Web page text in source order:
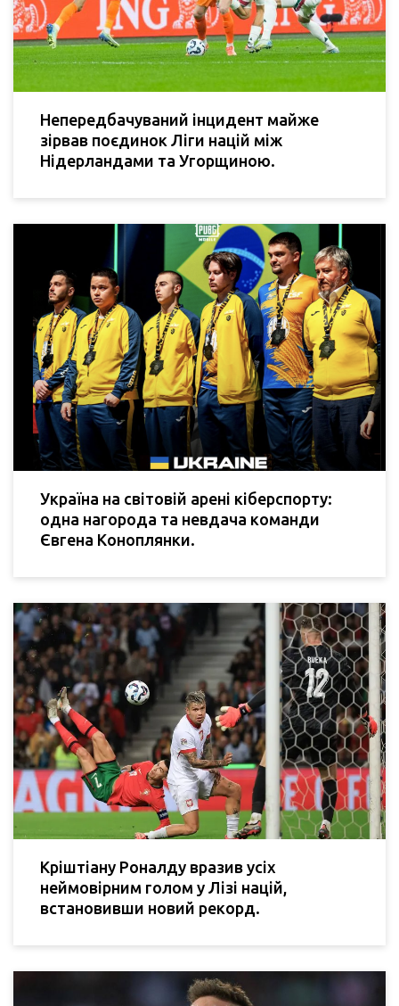
Непередбачуваний інцидент майже
зірвав поєдинок Ліги націй між
Нідерландами та Угорщиною.
Україна на світовій арені кіберспорту:
одна нагорода та невдача команди
Євгена Коноплянки.
Кріштіану Роналду вразив усіх
неймовірним голом у Лізі націй,
встановивши новий рекорд.